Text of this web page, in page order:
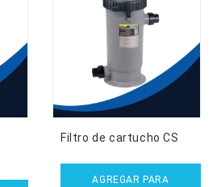
Filtro de cartucho CS
AGREGAR PARA